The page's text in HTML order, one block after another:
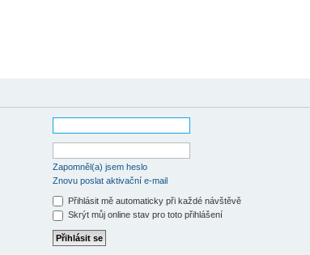
Zapomněl(a) jsem heslo
Znovu poslat aktivační e-mail
Přihlásit mě automaticky při každé návštěvě
Skrýt můj online stav pro toto přihlášení